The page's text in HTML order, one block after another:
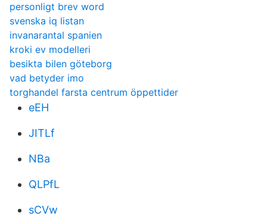
personligt brev word
svenska iq listan
invanarantal spanien
kroki ev modelleri
besikta bilen göteborg
vad betyder imo
torghandel farsta centrum öppettider
eEH
JITLf
NBa
QLPfL
sCVw